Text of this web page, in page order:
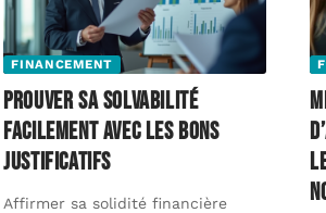
FINANCEMENT
Prouver sa solvabilité
facilement avec les bons
justificatifs
Affirmer sa solidité financière